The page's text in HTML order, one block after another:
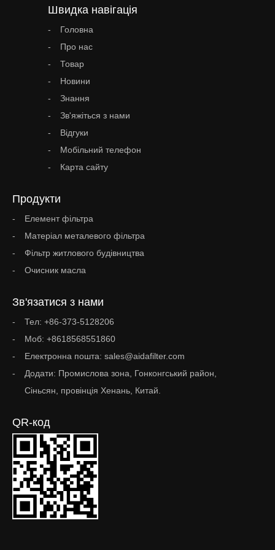
Швидка навігація
Головна
Про нас
Товар
Новини
Знання
Зв'яжіться з нами
Відгуки
Мобільний телефон
Карта сайту
Продукти
Елемент фільтра
Матеріал металевого фільтра
Фільтр житлового будівництва
Очисник масла
Зв'язатися з нами
Тел: +86-373-5128206
Моб: +8618568551860
Електронна пошта: sales@aidafilter.com
Додати: Промислова зона, Гонконгський район,
Сіньсян, провінція Хенань, Китай.
QR-код